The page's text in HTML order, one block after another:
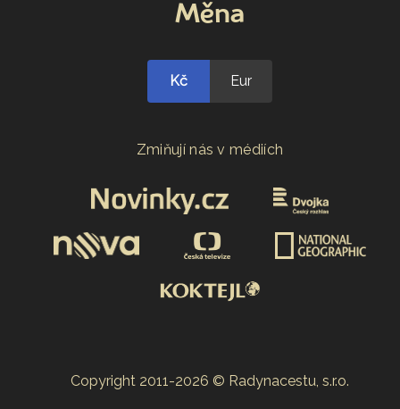
Měna
Kč Eur
Zmiňují nás v médiích
Copyright 2011-2026 © Radynacestu, s.r.o.